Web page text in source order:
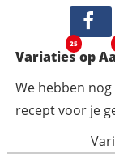
25
Variaties op
We hebben
recept voor je